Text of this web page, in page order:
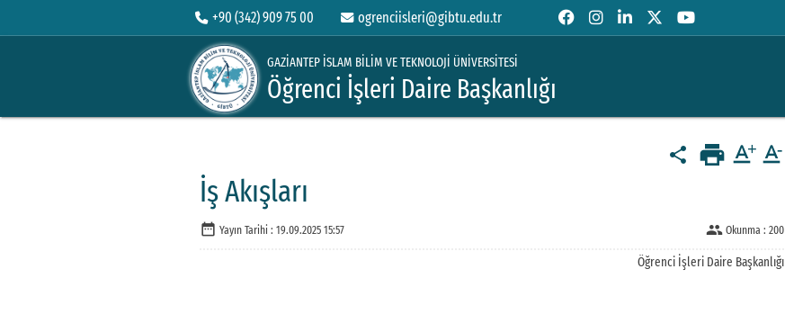
+90 (342) 909 75 00 ogrenciisleri@gibtu.edu.tr
GAZİANTEP İSLAM BİLİM VE TEKNOLOJİ ÜNİVERSİTESİ
Öğrenci İşleri Daire Başkanlığı
print text_format text_format
share
İş Akışları
date_range Yayın Tarihi : 19.09.2025 15:57 people Okunma :200
Öğrenci İşleri Daire Başkanlığı